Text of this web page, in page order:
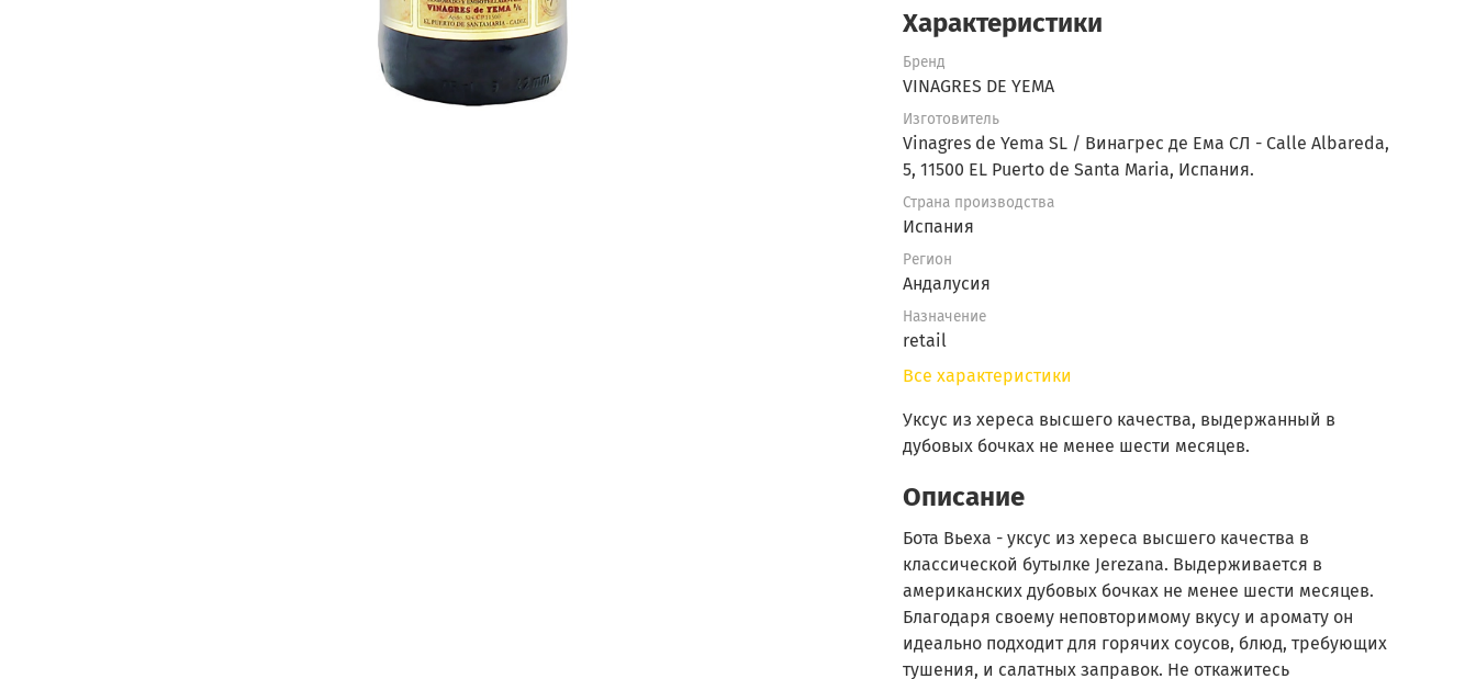
Характеристики
Бренд
VINAGRES DE YEMA
Изготовитель
Vinagres de Yema SL / Винагрес де Ема СЛ - Calle Albareda,
5, 11500 EL Puerto de Santa Maria, Испания.
Страна производства
Испания
Регион
Андалусия
Назначение
retail
Все характеристики
Уксус из хереса высшего качества, выдержанный в
дубовых бочках не менее шести месяцев.
Описание
Бота Вьеха - уксус из хереса высшего качества в
классической бутылке Jerezana. Выдерживается в
американских дубовых бочках не менее шести месяцев.
Благодаря своему неповторимому вкусу и аромату он
идеально подходит для горячих соусов, блюд, требующих
тушения, и салатных заправок. Не откажитесь